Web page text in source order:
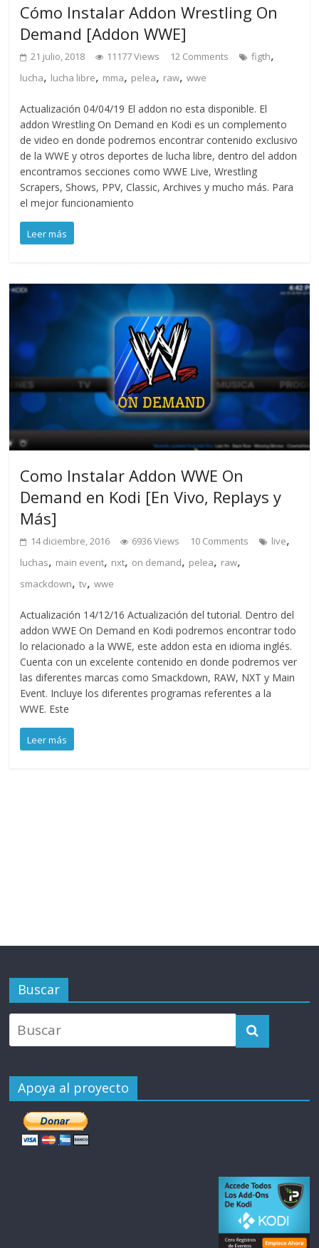
Cómo Instalar Addon Wrestling On
Demand [Addon WWE]
21 julio, 2018 11177 Views 12 Comments figth,
lucha, lucha libre, mma, pelea, raw,wwe
Actualización 04/04/19 El addon no esta disponible. El
addon Wrestling On Demand en Kodi es un complemento
de video en donde podremos encontrar contenido exclusivo
de la WWE y otros deportes de lucha libre, dentro del addon
encontramos secciones como WWE Live, Wrestling
Scrapers, Shows, PPV, Classic, Archives y mucho más. Para
el mejor funcionamiento
Leer más
Como Instalar Addon WWE On
Demand en Kodi [En Vivo, Replays y
Más]
14 diciembre, 2016 6936 Views 10 Comments live,
luchas, main event, nxt, on demand, pelea, raw,
smackdown,tv,wwe
Actualización 14/12/16 Actualización del tutorial. Dentro del
addon WWE On Demand en Kodi podremos encontrar todo
lo relacionado a la WWE, este addon esta en idioma inglés.
Cuenta con un excelente contenido en donde podremos ver
las diferentes marcas como Smackdown, RAW, NXT y Main
Event. Incluye los diferentes programas referentes a la
WWE. Este
Leer más
Buscar
Apoya al proyecto